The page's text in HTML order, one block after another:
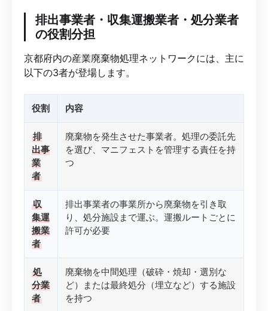
排出事業者・収集運搬業者・処分業者
の役割分担
京都府内の産業廃棄物処理ネットワークには、主に
以下の3者が登場します。
役割 内容
排
出事
業
者
廃棄物を発生させた事業者。処理の委託先
を選び、マニフェストを管理する責任を持
つ
収
集運
搬業
者
排出事業者の事業所から廃棄物を引き取
り、処分施設まで運ぶ。運搬ルートごとに
許可が必要
処
分業
者
廃棄物を中間処理（破砕・焼却・選別な
ど）または最終処分（埋立など）する施設
を持つ